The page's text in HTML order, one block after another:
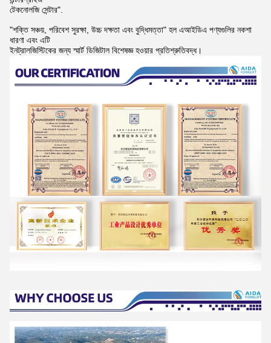
টেকনোলজি সেন্টার".
"শক্তি সঞ্চয়, পরিবেশ সুরক্ষা, উচ্চ দক্ষতা এবং বুদ্ধিমত্তা" হল এআইডিএ পণ্যগুলির নকশা
ধারণা এবং এটি
ইনট্রালজিস্টিকের জন্য স্মার্ট ডিজিটাল বিশেষজ্ঞ হওয়ার প্রতিশ্রুতিবদ্ধ।